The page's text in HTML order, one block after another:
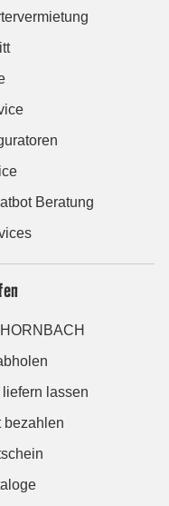
Beratung
lassen
bezahlen